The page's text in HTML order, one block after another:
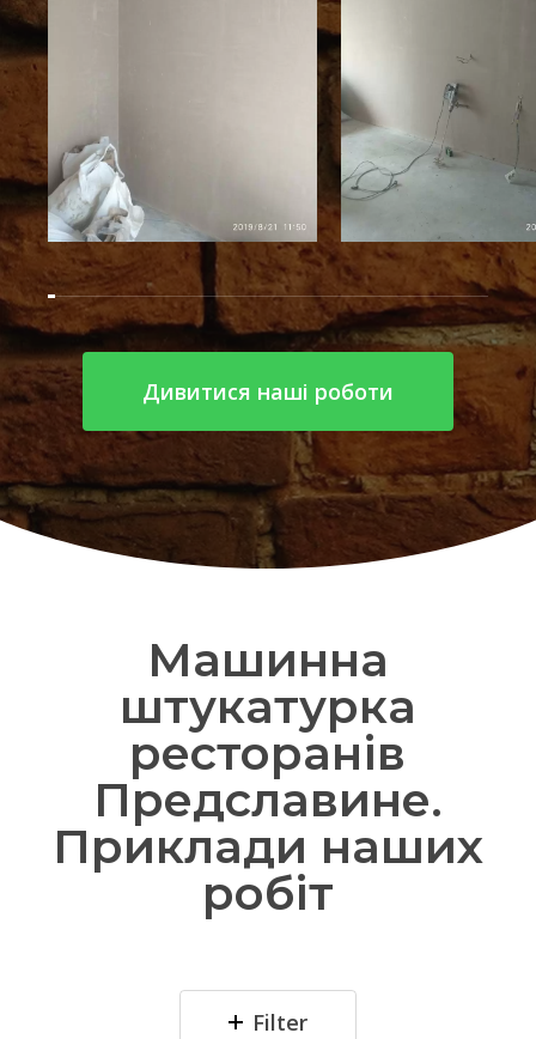
Дивитися наші роботи
Машинна
штукатурка
ресторанів
Предславине.
Приклади наших
робіт
Filter